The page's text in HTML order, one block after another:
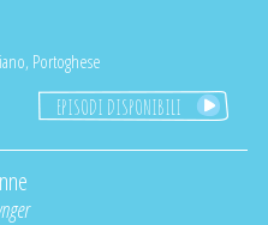
Portoghese
EPISODI DISPONIBILI